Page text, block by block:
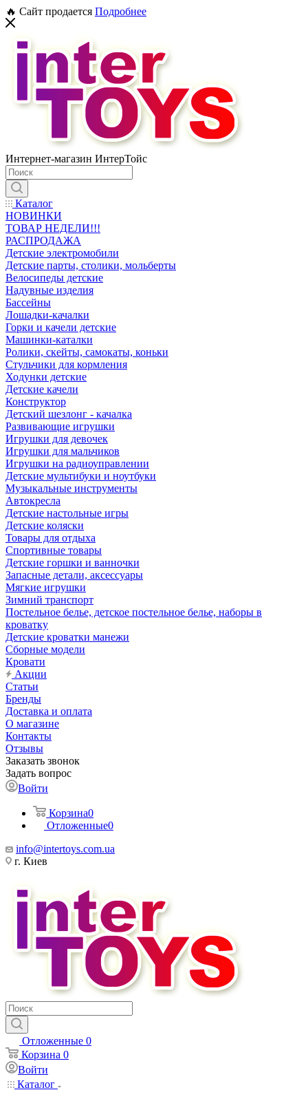
🔥 Сайт продается Подробнее
Интернет-магазин ИнтерТойс
Каталог
НОВИНКИ
ТОВАР НЕДЕЛИ!!!
РАСПРОДАЖА
Детские электромобили
Детские парты, столики, мольберты
Велосипеды детские
Надувные изделия
Бассейны
Лошадки-качалки
Горки и качели детские
Машинки-каталки
Ролики, скейты, самокаты, коньки
Стульчики для кормления
Ходунки детские
Детские качели
Конструктор
Детский шезлонг - качалка
Развивающие игрушки
Игрушки для девочек
Игрушки для мальчиков
Игрушки на радиоуправлении
Детские мультибуки и ноутбуки
Музыкальные инструменты
Автокресла
Детские настольные игры
Детские коляски
Товары для отдыха
Спортивные товары
Детские горшки и ванночки
Запасные детали, аксессуары
Мягкие игрушки
Зимний транспорт
Постельное белье, детское постельное белье, наборы в
кроватку
Детские кроватки манежи
Сборные модели
Кровати
Акции
Статьи
Бренды
Доставка и оплата
О магазине
Контакты
Отзывы
Заказать звонок
Задать вопрос
Войти
Корзина0
Отложенные0
info@intertoys.com.ua
г. Киев
Отложенные 0
Корзина 0
Войти
Каталог